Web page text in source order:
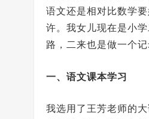
语文还是相对比数学
许。我女儿现在是小
路，二来也是做一个
一、语文课本学习
我选用了王芳老师的